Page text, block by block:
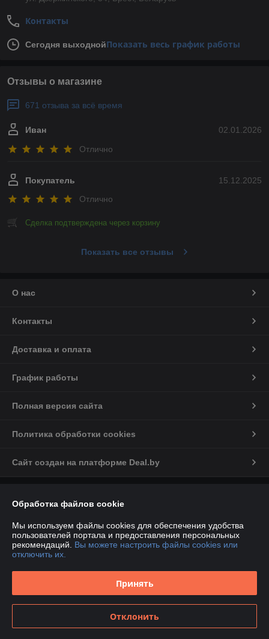
Контакты
Сегодня выходнойПоказать весь график работы
Отзывы о магазине
671 отзыва за всё время
02.01.2026
Иван
Отлично
15.12.2025
Покупатель
Отлично
Сделка подтверждена через корзину
Показать все отзывы
О нас
Контакты
Доставка и оплата
График работы
Полная версия сайта
Политика обработки cookies
Сайт создан на платформе Deal.by
224012, РБ, Брестская обл., г. Брест, ул. Дзержинского, д.34, пом.№41
Регистрационный номер ЕГР: 290468380
Регистрационный орган: Брестский районный исполнительный
Дата регистрации компании: 05.06.2019
Местонахождение книги жалоб и предложений: ул. Дзержинского, 34
Обработка файлов cookie
Мы используем файлы cookies для обеспечения удобства
пользователей портала и предоставления персональных
рекомендаций. Вы можете настроить файлы cookies или
отключить их.
Принять
Отклонить